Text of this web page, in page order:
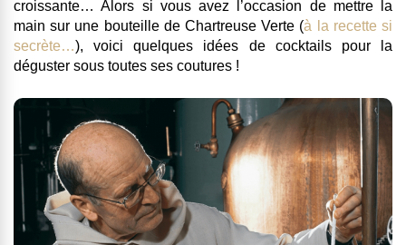
croissante… Alors si vous avez l’occasion de mettre la
main sur une bouteille de Chartreuse Verte (à la recette si
secrète…), voici quelques idées de cocktails pour la
déguster sous toutes ses coutures !